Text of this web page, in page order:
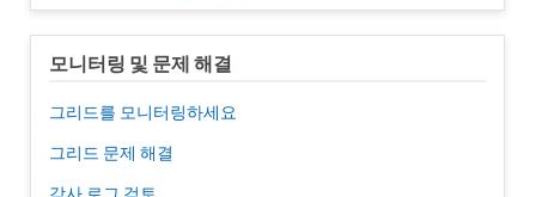
모니터링 및 문제 해결
그리드를 모니터링하세요
그리드 문제 해결